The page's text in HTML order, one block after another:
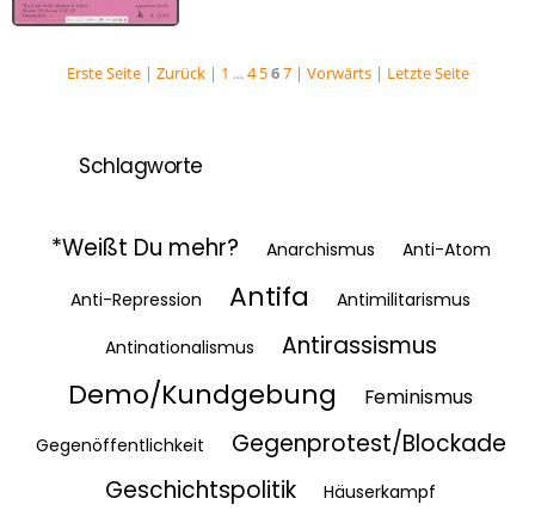
unser Albtraum
Erste Seite| Zurück| 1 ...4 567 | Vorwärts | Letzte Seite
Schlagworte
*Weißt Du mehr? Anarchismus Anti-Atom
Anti-Repression Antifa
Antimilitarismus
Antinationalismus
Antirassismus
Demo/Kundgebung Feminismus
Gegenöffentlichkeit
Gegenprotest/Blockade
Geschichtspolitik
Häuserkampf